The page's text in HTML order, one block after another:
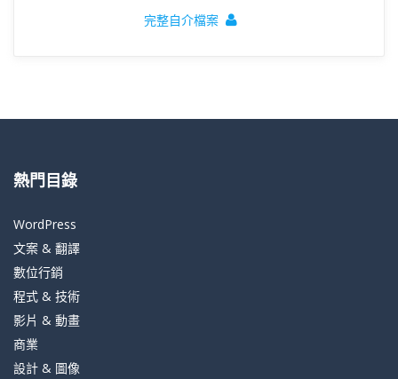
完整自介檔案
熱門目錄
WordPress
文案 & 翻譯
數位行銷
程式 & 技術
影片 & 動畫
商業
設計 & 圖像